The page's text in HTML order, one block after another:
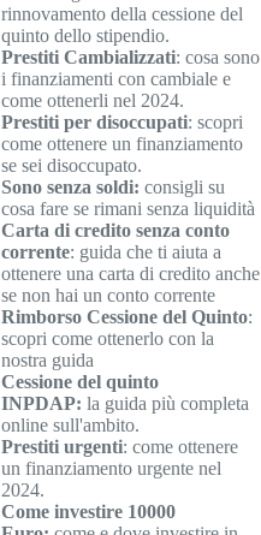
rinnovamento della cessione del
quinto dello stipendio.
Prestiti Cambializzati: cosa sono
i finanziamenti con cambiale e
come ottenerli nel 2024.
Prestiti per disoccupati: scopri
come ottenere un finanziamento
se sei disoccupato.
Sono senza soldi: consigli su
cosa fare se rimani senza liquidità
Carta di credito senza conto
corrente: guida che ti aiuta a
ottenere una carta di credito anche
se non hai un conto corrente
Rimborso Cessione del Quinto:
scopri come ottenerlo con la
nostra guida
Cessione del quinto
INPDAP:la guida più completa
online sull'ambito.
Prestiti urgenti: come ottenere
un finanziamento urgente nel
2024.
Come investire 10000